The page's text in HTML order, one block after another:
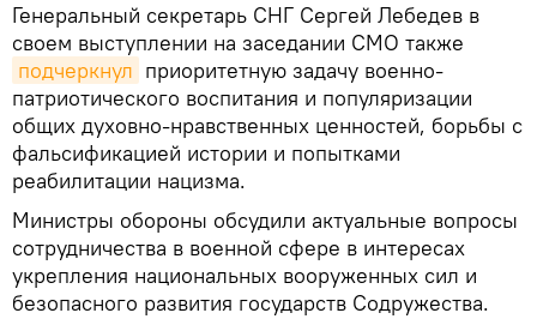
Генеральный секретарь СНГ Сергей Лебедев в
своем выступлении на заседании СМО также
подчеркнул приоритетную задачу военно-
патриотического воспитания и популяризации
общих духовно-нравственных ценностей, борьбы с
фальсификацией истории и попытками
реабилитации нацизма.
Министры обороны обсудили актуальные вопросы
сотрудничества в военной сфере в интересах
укрепления национальных вооруженных сил и
безопасного развития государств Содружества.